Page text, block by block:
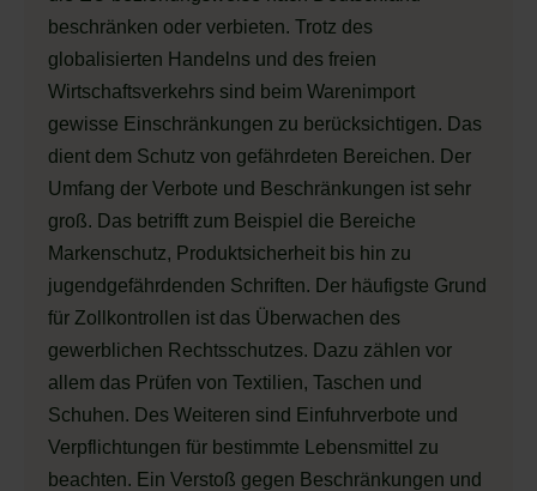
beschränken oder verbieten. Trotz des
globalisierten Handelns und des freien
Wirtschaftsverkehrs sind beim Warenimport
gewisse Einschränkungen zu berücksichtigen. Das
dient dem Schutz von gefährdeten Bereichen. Der
Umfang der Verbote und Beschränkungen ist sehr
groß. Das betrifft zum Beispiel die Bereiche
Markenschutz, Produktsicherheit bis hin zu
jugendgefährdenden Schriften. Der häufigste Grund
für Zollkontrollen ist das Überwachen des
gewerblichen Rechtsschutzes. Dazu zählen vor
allem das Prüfen von Textilien, Taschen und
Schuhen. Des Weiteren sind Einfuhrverbote und
Verpflichtungen für bestimmte Lebensmittel zu
beachten. Ein Verstoß gegen Beschränkungen und